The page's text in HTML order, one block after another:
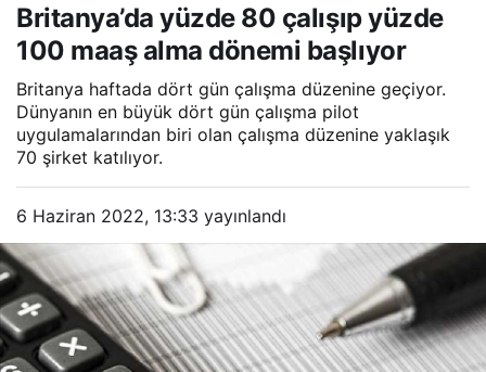
dönemi başlıyor
Britanya’da yüzde 80 çalışıp yüzde
100 maaş alma dönemi başlıyor
Britanya haftada dört gün çalışma düzenine geçiyor.
Dünyanın en büyük dört gün çalışma pilot
uygulamalarından biri olan çalışma düzenine yaklaşık
70 şirket katılıyor.
6 Haziran 2022, 13:33 yayınlandı